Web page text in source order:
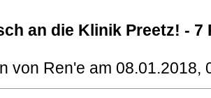
an die Klinik Preetz! - 7
von Ren'e am 08.01.2018,